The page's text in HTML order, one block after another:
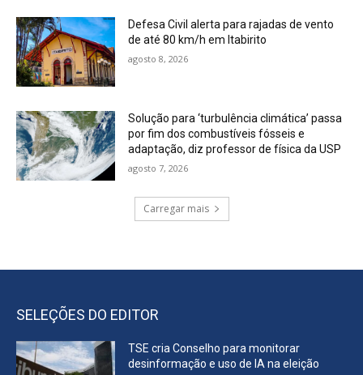
Defesa Civil alerta para rajadas de vento
de até 80 km/h em Itabirito
agosto 8, 2026
Solução para ‘turbulência climática’ passa
por fim dos combustíveis fósseis e
adaptação, diz professor de física da USP
agosto 7, 2026
Carregar mais
SELEÇÕES DO EDITOR
TSE cria Conselho para monitorar
desinformação e uso de IA na eleição